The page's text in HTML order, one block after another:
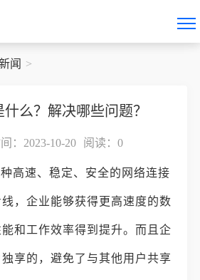
闻
么？解决哪些问题？
：2023-10-20 阅读： 0
高速、稳定、安全的网络连接
，企业能够获得更高速度的数
和工作效率得到提升。而且企
享的，避免了与其他用户共享